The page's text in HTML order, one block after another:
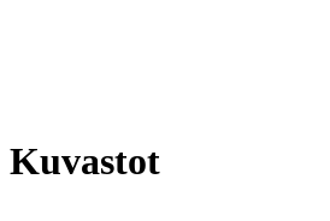
Kuvastot